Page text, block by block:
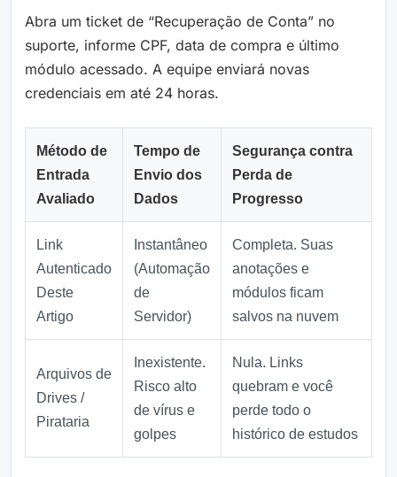
Abra um ticket de “Recuperação de Conta” no
suporte, informe CPF, data de compra e último
módulo acessado. A equipe enviará novas
credenciais em até 24 horas.
Método de
Entrada
Avaliado
Tempo de
Envio dos
Dados
Segurança contra
Perda de
Progresso
Link
Autenticado
Deste
Artigo
Instantâneo
(Automação
de
Servidor)
Completa. Suas
anotações e
módulos ficam
salvos na nuvem
Arquivos de
Drives /
Pirataria
Inexistente.
Risco alto
de vírus e
golpes
Nula. Links
quebram e você
perde todo o
histórico de estudos